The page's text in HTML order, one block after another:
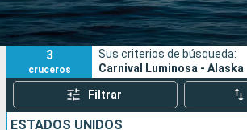
Puertos
Buscar
3
cruceros
Sus criterios de búsqueda:
Carnival Luminosa - Alaska
Filtrar
ESTADOS UNIDOS